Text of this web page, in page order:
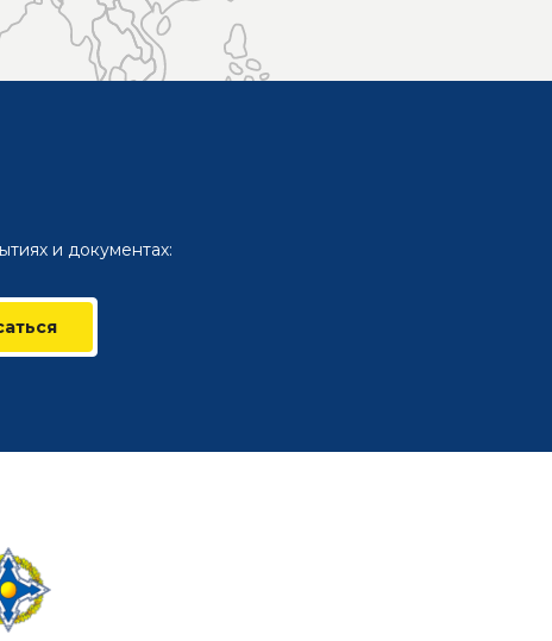
и документах: